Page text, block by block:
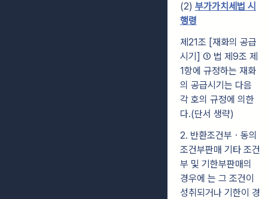
(2) 부가가치세법 시
행령
제21조 [재화의 공급
시기] ① 법 제9조 제
1항에 규정하는 재화
의 공급시기는 다음
각 호의 규정에 의한
다.(단서 생략)
2. 반환조건부ㆍ동의
조건부판매 기타 조건
부 및 기한부판매의
경우에 는 그 조건이
성취되거나 기한이 경